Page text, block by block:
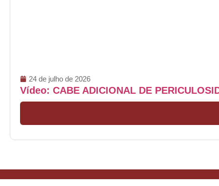
24 de julho de 2026
Vídeo: CABE ADICIONAL DE